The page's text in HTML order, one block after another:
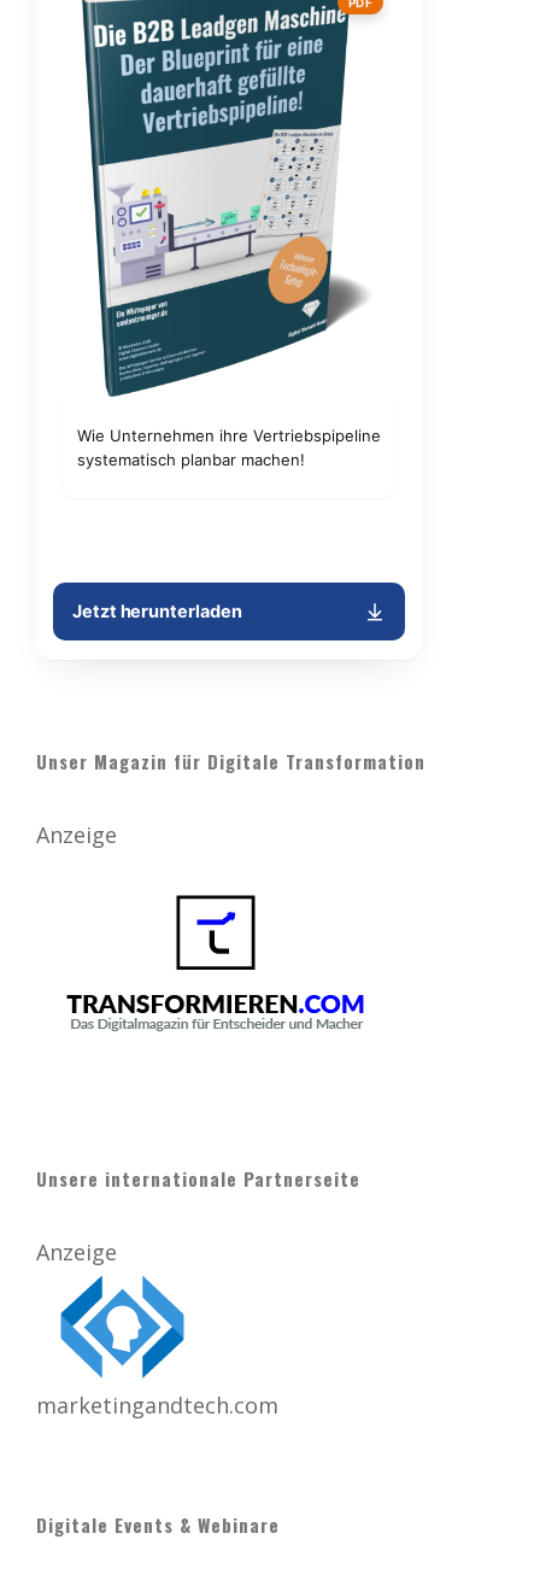
Unser Magazin für Digitale Transformation
Anzeige
Unsere internationale Partnerseite
Anzeige
marketingandtech.com
Digitale Events & Webinare